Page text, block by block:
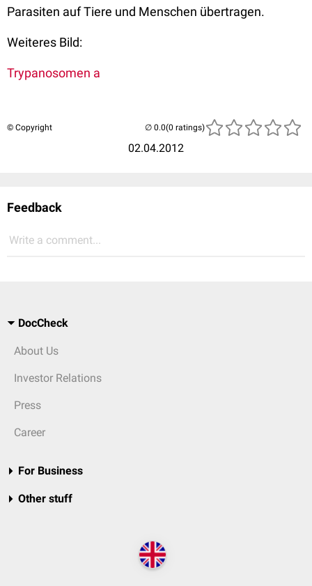
Parasiten auf Tiere und Menschen übertragen.
Weiteres Bild:
Trypanosomen a
© Copyright
02.04.2012
(0 ratings)
Feedback
Write a comment...
DocCheck
About Us
Investor Relations
Press
Career
For Business
Other stuff